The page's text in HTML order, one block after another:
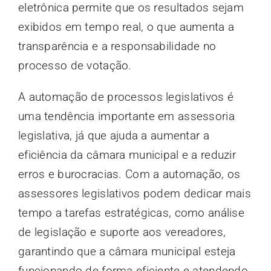
eletrônica permite que os resultados sejam
exibidos em tempo real, o que aumenta a
transparência e a responsabilidade no
processo de votação.
A automação de processos legislativos é
uma tendência importante em assessoria
legislativa, já que ajuda a aumentar a
eficiência da câmara municipal e a reduzir
erros e burocracias. Com a automação, os
assessores legislativos podem dedicar mais
tempo a tarefas estratégicas, como análise
de legislação e suporte aos vereadores,
garantindo que a câmara municipal esteja